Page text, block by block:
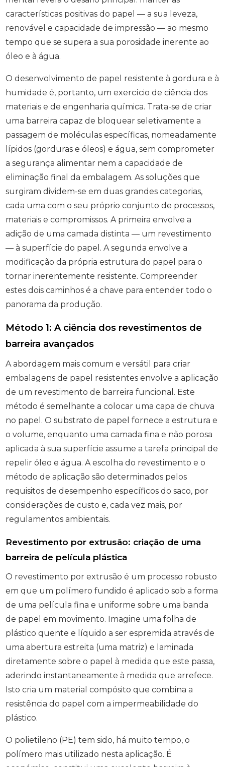
características positivas do papel — a sua leveza,
renovável e capacidade de impressão — ao mesmo
tempo que se supera a sua porosidade inerente ao
óleo e à água.
O desenvolvimento de papel resistente à gordura e à
humidade é, portanto, um exercício de ciência dos
materiais e de engenharia química. Trata-se de criar
uma barreira capaz de bloquear seletivamente a
passagem de moléculas específicas, nomeadamente
lípidos (gorduras e óleos) e água, sem comprometer
a segurança alimentar nem a capacidade de
eliminação final da embalagem. As soluções que
surgiram dividem-se em duas grandes categorias,
cada uma com o seu próprio conjunto de processos,
materiais e compromissos. A primeira envolve a
adição de uma camada distinta — um revestimento
— à superfície do papel. A segunda envolve a
modificação da própria estrutura do papel para o
tornar inerentemente resistente. Compreender
estes dois caminhos é a chave para entender todo o
panorama da produção.
Método 1: A ciência dos revestimentos de
barreira avançados
A abordagem mais comum e versátil para criar
embalagens de papel resistentes envolve a aplicação
de um revestimento de barreira funcional. Este
método é semelhante a colocar uma capa de chuva
no papel. O substrato de papel fornece a estrutura e
o volume, enquanto uma camada fina e não porosa
aplicada à sua superfície assume a tarefa principal de
repelir óleo e água. A escolha do revestimento e o
método de aplicação são determinados pelos
requisitos de desempenho específicos do saco, por
considerações de custo e, cada vez mais, por
regulamentos ambientais.
Revestimento por extrusão: criação de uma
barreira de película plástica
O revestimento por extrusão é um processo robusto
em que um polímero fundido é aplicado sob a forma
de uma película fina e uniforme sobre uma banda
de papel em movimento. Imagine uma folha de
plástico quente e líquido a ser espremida através de
uma abertura estreita (uma matriz) e laminada
diretamente sobre o papel à medida que este passa,
aderindo instantaneamente à medida que arrefece.
Isto cria um material compósito que combina a
resistência do papel com a impermeabilidade do
plástico.
O polietileno (PE) tem sido, há muito tempo, o
polímero mais utilizado nesta aplicação. É